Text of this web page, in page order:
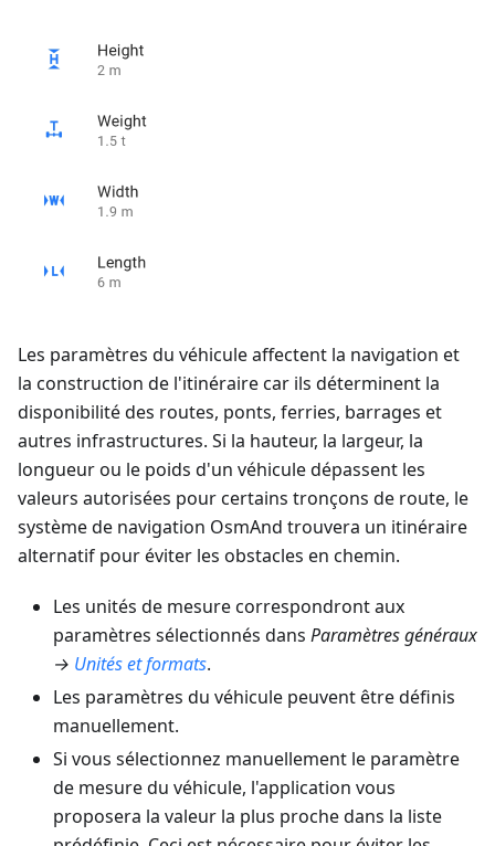
Les paramètres du véhicule affectent la navigation et
la construction de l'itinéraire car ils déterminent la
disponibilité des routes, ponts, ferries, barrages et
autres infrastructures. Si la hauteur, la largeur, la
longueur ou le poids d'un véhicule dépassent les
valeurs autorisées pour certains tronçons de route, le
système de navigation OsmAnd trouvera un itinéraire
alternatif pour éviter les obstacles en chemin.
Les unités de mesure correspondront aux
paramètres sélectionnés dans Paramètres généraux
→ Unités et formats.
Les paramètres du véhicule peuvent être définis
manuellement.
Si vous sélectionnez manuellement le paramètre
de mesure du véhicule, l'application vous
proposera la valeur la plus proche dans la liste